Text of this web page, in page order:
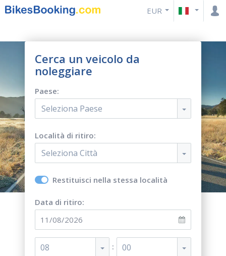
EUR
Cerca un veicolo da
noleggiare
Paese:
Seleziona Paese
Località di ritiro:
Seleziona Città
Restituisci nella stessa località
Data di ritiro:
08 : 00